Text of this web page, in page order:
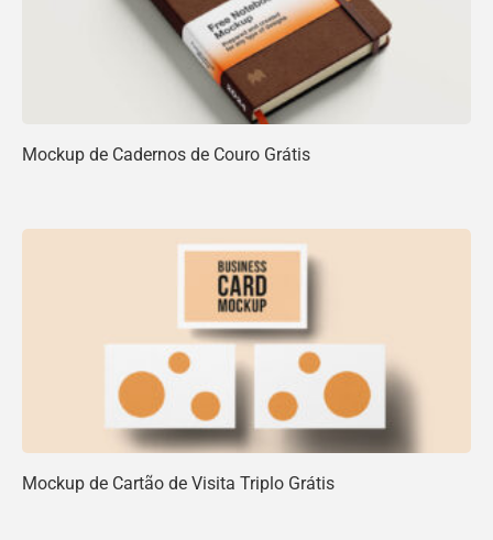
Mockup de Cadernos de Couro Grátis
Mockup de Cartão de Visita Triplo Grátis